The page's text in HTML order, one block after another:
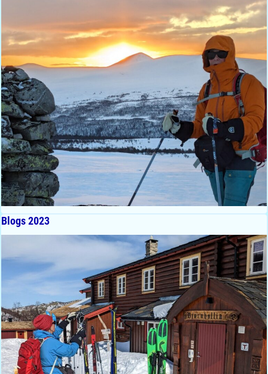
Blogs 2023